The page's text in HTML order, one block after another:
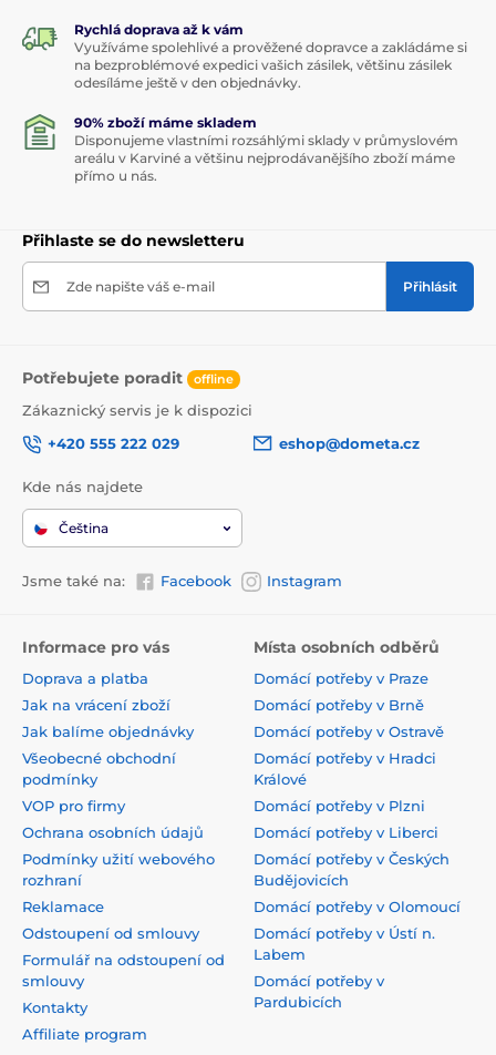
Rychlá doprava až k vám
Využíváme spolehlivé a prověžené dopravce a zakládáme si
na bezproblémové expedici vašich zásilek, většinu zásilek
odesíláme ještě v den objednávky.
90% zboží máme skladem
Disponujeme vlastními rozsáhlými sklady v průmyslovém
areálu v Karviné a většinu nejprodávanějšího zboží máme
přímo u nás.
Přihlaste se do newsletteru
Zde napište váš e-mail Přihlásit
Potřebujete poradit offline
Zákaznický servis je k dispozici
+420 555 222 029
eshop@dometa.cz
Kde nás najdete
Čeština
Jsme také na: Facebook Instagram
Informace pro vás
Doprava a platba
Jak na vrácení zboží
Jak balíme objednávky
Všeobecné obchodní
podmínky
VOP pro firmy
Ochrana osobních údajů
Podmínky užití webového
rozhraní
Reklamace
Odstoupení od smlouvy
Formulář na odstoupení od
smlouvy
Kontakty
Affiliate program
Místa osobních odběrů
Domácí potřeby v Praze
Domácí potřeby v Brně
Domácí potřeby v Ostravě
Domácí potřeby v Hradci
Králové
Domácí potřeby v Plzni
Domácí potřeby v Liberci
Domácí potřeby v Českých
Budějovicích
Domácí potřeby v Olomoucí
Domácí potřeby v Ústí n.
Labem
Domácí potřeby v
Pardubicích